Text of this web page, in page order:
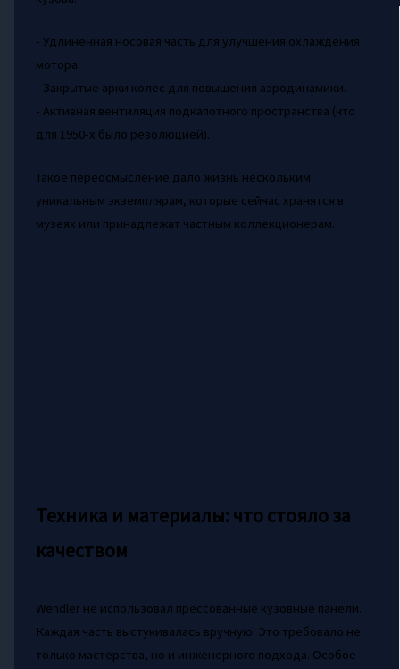
- Удлинённая носовая часть для улучшения охлаждения
мотора.
- Закрытые арки колес для повышения аэродинамики.
- Активная вентиляция подкапотного пространства (что
для 1950-х было революцией).
Такое переосмысление дало жизнь нескольким
уникальным экземплярам, которые сейчас хранятся в
музеях или принадлежат частным коллекционерам.
Техника и материалы: что стояло за
качеством
Wendler не использовал прессованные кузовные панели.
Каждая часть выстукивалась вручную. Это требовало не
только мастерства, но и инженерного подхода. Особое